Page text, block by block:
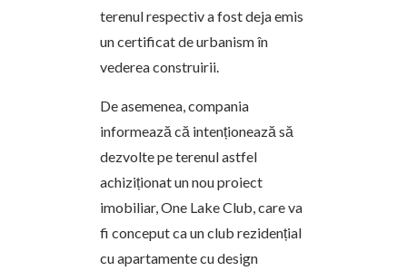
terenul respectiv a fost deja emis
un certificat de urbanism în
vederea construirii.
De asemenea, compania
informează că intenționează să
dezvolte pe terenul astfel
achiziționat un nou proiect
imobiliar, One Lake Club, care va
fi conceput ca un club rezidențial
cu apartamente cu design